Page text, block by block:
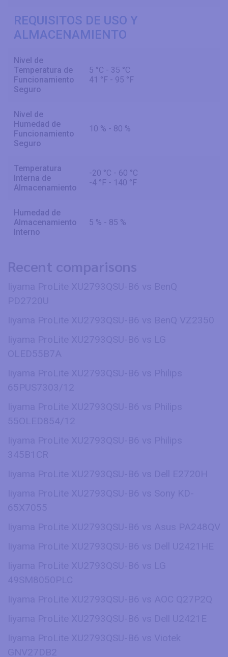
REQUISITOS DE USO Y
ALMACENAMIENTO
Nivel de
Temperatura de
Funcionamiento
Seguro
5 °C - 35 °C
41 °F - 95 °F
Nivel de
Humedad de
Funcionamiento
Seguro
10 % - 80 %
Temperatura
Interna de
Almacenamiento
-20 °C - 60 °C
-4 °F - 140 °F
Humedad de
Almacenamiento
Interno
5 % - 85 %
Recent comparisons